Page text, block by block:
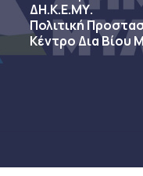
ΔΗ.Κ.Ε.ΜΥ.
Πολιτική
Κέντρο Δια Βίου